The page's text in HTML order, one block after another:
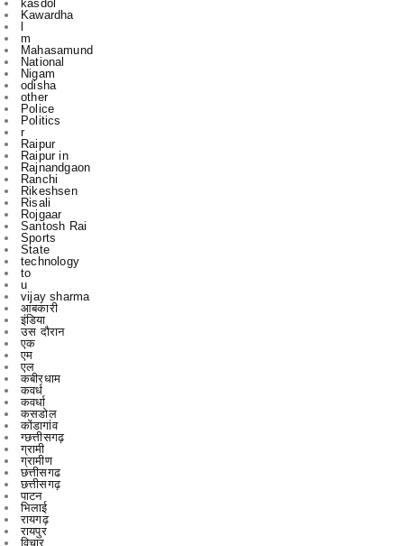
National
Nigam
odisha
other
Police
Politics
r
Raipur
Raipur in
Rajnandgaon
Ranchi
Rikeshsen
Risali
Rojgaar
Santosh Rai
Sports
State
technology
to
u
vijay sharma
आबकारी
इंडिया
उस दौरान
एक
एम
एल
कबीरधाम
कवर्ध
कवर्धा
कसडोल
कोंडागांव
ग्छत्तीसगढ़
ग्रामी
ग्रामीण
छत्तीसगढ
छत्तीसगढ़
पाटन
भिलाई
रायगढ़
रायपुर
विचार
विचार मंथन
विचारमंथन
शहर
शहरChhattisgarrh